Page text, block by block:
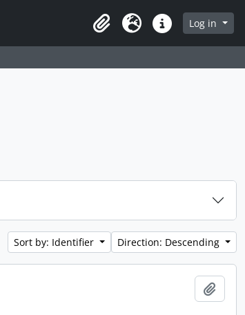
ClipboardLanguageQuick linksLog in
Sort by: Identifier Direction: Descending